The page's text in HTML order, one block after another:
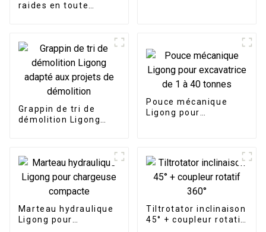
raides en toute
Grappin de tri de
démolition Ligong
Pouce mécanique
Ligong pour
Marteau hydraulique
Ligong pour
Tiltrotator inclinaison
45° + coupleur rotatif